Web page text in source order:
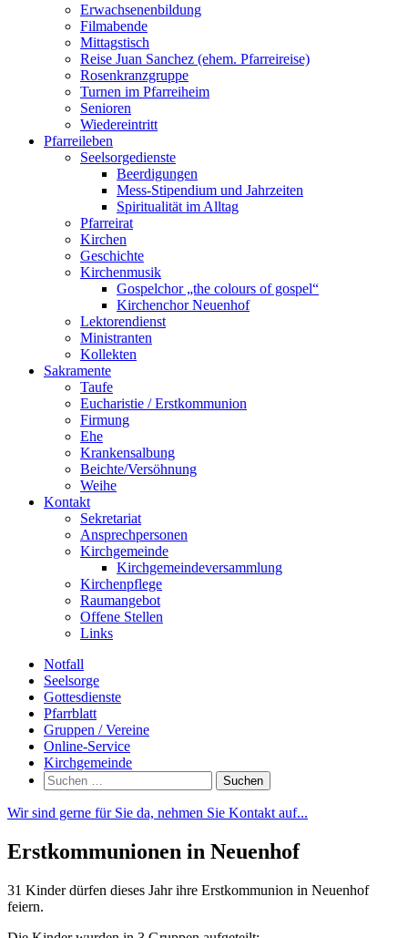
Erwachsenenbildung
Filmabende
Mittagstisch
Reise Juan Sanchez (ehem. Pfarreireise)
Rosenkranzgruppe
Turnen im Pfarreiheim
Senioren
Wiedereintritt
Pfarreileben
Seelsorgedienste
Beerdigungen
Mess-Stipendium und Jahrzeiten
Spiritualität im Alltag
Pfarreirat
Kirchen
Geschichte
Kirchenmusik
Gospelchor „the colours of gospel“
Kirchenchor Neuenhof
Lektorendienst
Ministranten
Kollekten
Sakramente
Taufe
Eucharistie / Erstkommunion
Firmung
Ehe
Krankensalbung
Beichte/Versöhnung
Weihe
Kontakt
Sekretariat
Ansprechpersonen
Kirchgemeinde
Kirchgemeindeversammlung
Kirchenpflege
Raumangebot
Offene Stellen
Links
Notfall
Seelsorge
Gottesdienste
Pfarrblatt
Gruppen / Vereine
Online-Service
Kirchgemeinde
Suchen
nach:
Wir sind gerne für Sie da, nehmen Sie Kontakt auf...
Erstkommunionen in Neuenhof
31 Kinder dürfen dieses Jahr ihre Erstkommunion in Neuenhof
feiern.